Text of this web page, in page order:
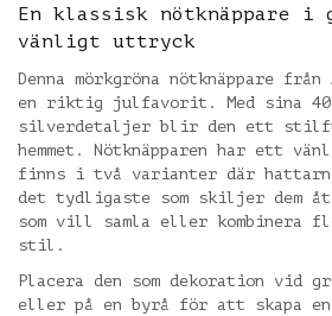
En klassisk nötknäppare i
vänligt uttryck
Denna mörkgröna nötknäppare
en riktig julfavorit. Med sina
silverdetaljer blir den ett
hemmet. Nötknäpparen har ett
finns i två varianter där
det tydligaste som skiljer dem
som vill samla eller kombinera
stil.
Placera den som dekoration vid
eller på en byrå för att skapa